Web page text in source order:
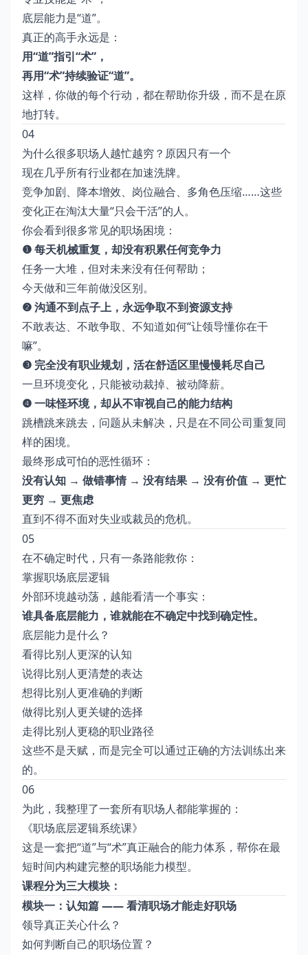
底层能力是“道”。
真正的高手永远是：
用“道”指引“术”，
再用“术”持续验证“道”。
这样，你做的每个行动，都在帮助你升级，而不是在原
地打转。
04
为什么很多职场人越忙越穷？原因只有一个
现在几乎所有行业都在加速洗牌。
竞争加剧、降本增效、岗位融合、多角色压缩……这些
变化正在淘汰大量“只会干活”的人。
你会看到很多常见的职场困境：
❶ 每天机械重复，却没有积累任何竞争力
任务一大堆，但对未来没有任何帮助；
今天做和三年前做没区别。
❷ 沟通不到点子上，永远争取不到资源支持
不敢表达、不敢争取、不知道如何“让领导懂你在干
嘛”。
❸ 完全没有职业规划，活在舒适区里慢慢耗尽自己
一旦环境变化，只能被动裁掉、被动降薪。
❹ 一味怪环境，却从不审视自己的能力结构
跳槽跳来跳去，问题从未解决，只是在不同公司重复同
样的困境。
最终形成可怕的恶性循环：
没有认知 → 做错事情 → 没有结果 → 没有价值 → 更忙
更穷 → 更焦虑
直到不得不面对失业或裁员的危机。
05
在不确定时代，只有一条路能救你：
掌握职场底层逻辑
外部环境越动荡，越能看清一个事实：
谁具备底层能力，谁就能在不确定中找到确定性。
底层能力是什么？
看得比别人更深的认知
说得比别人更清楚的表达
想得比别人更准确的判断
做得比别人更关键的选择
走得比别人更稳的职业路径
这些不是天赋，而是完全可以通过正确的方法训练出来
的。
06
为此，我整理了一套所有职场人都能掌握的：
《职场底层逻辑系统课》
这是一套把“道”与“术”真正融合的能力体系，帮你在最
短时间内构建完整的职场能力模型。
课程分为三大模块：
模块一：认知篇 —— 看清职场才能走好职场
领导真正关心什么？
如何判断自己的职场位置？